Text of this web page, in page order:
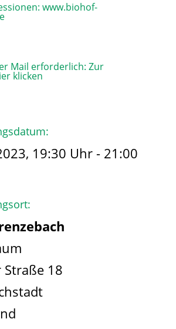
www.biohof-
Mail erforderlich: Zur
klicken
19:30 Uhr - 21:00
18